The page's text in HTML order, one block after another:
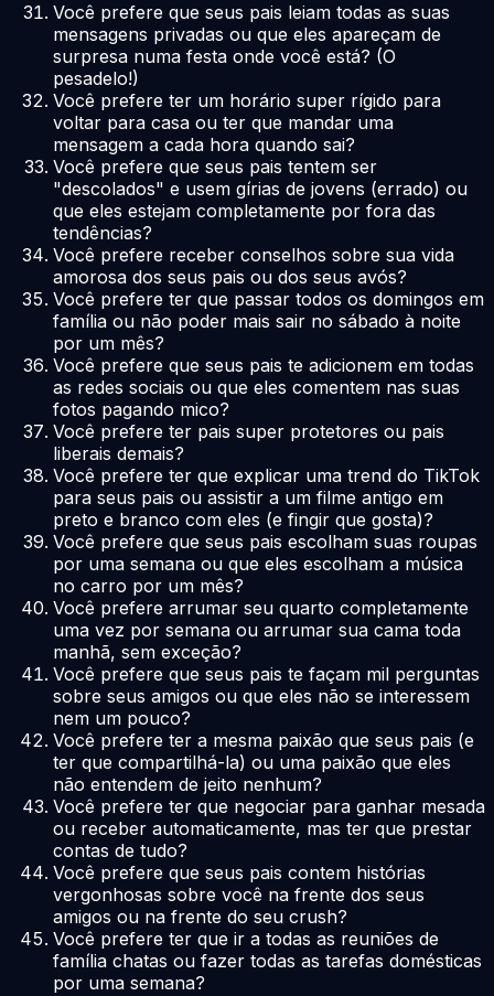
Você prefere que seus pais leiam todas as suas
mensagens privadas ou que eles apareçam de
surpresa numa festa onde você está? (O
pesadelo!)
Você prefere ter um horário super rígido para
voltar para casa ou ter que mandar uma
mensagem a cada hora quando sai?
Você prefere que seus pais tentem ser
"descolados" e usem gírias de jovens (errado) ou
que eles estejam completamente por fora das
tendências?
Você prefere receber conselhos sobre sua vida
amorosa dos seus pais ou dos seus avós?
Você prefere ter que passar todos os domingos em
família ou não poder mais sair no sábado à noite
por um mês?
Você prefere que seus pais te adicionem em todas
as redes sociais ou que eles comentem nas suas
fotos pagando mico?
Você prefere ter pais super protetores ou pais
liberais demais?
Você prefere ter que explicar uma trend do TikTok
para seus pais ou assistir a um filme antigo em
preto e branco com eles (e fingir que gosta)?
Você prefere que seus pais escolham suas roupas
por uma semana ou que eles escolham a música
no carro por um mês?
Você prefere arrumar seu quarto completamente
uma vez por semana ou arrumar sua cama toda
manhã, sem exceção?
Você prefere que seus pais te façam mil perguntas
sobre seus amigos ou que eles não se interessem
nem um pouco?
Você prefere ter a mesma paixão que seus pais (e
ter que compartilhá-la) ou uma paixão que eles
não entendem de jeito nenhum?
Você prefere ter que negociar para ganhar mesada
ou receber automaticamente, mas ter que prestar
contas de tudo?
Você prefere que seus pais contem histórias
vergonhosas sobre você na frente dos seus
amigos ou na frente do seu crush?
Você prefere ter que ir a todas as reuniões de
família chatas ou fazer todas as tarefas domésticas
por uma semana?